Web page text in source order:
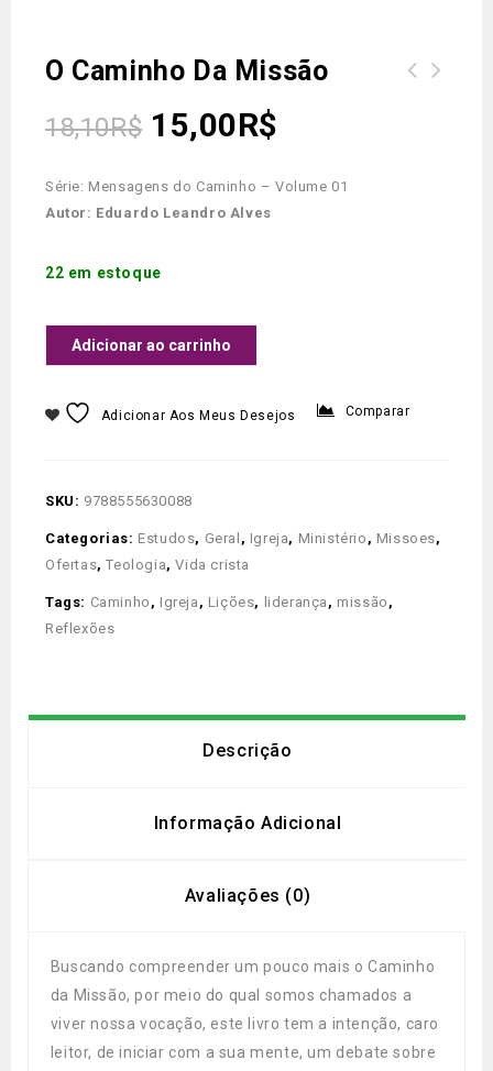
O Caminho Da Missão
18,10R$ 15,00R$
Série: Mensagens do Caminho – Volume 01
Autor: Eduardo Leandro Alves
22 em estoque
Adicionar ao carrinho
Adicionar Aos Meus Desejos Comparar
SKU: 9788555630088
Categorias: Estudos, Geral , Igreja, Ministério , Missoes,
Ofertas,Teologia,Vida crista
Tags: Caminho , Igreja , Lições, liderança , missão ,
Reflexões
Descrição
Informação Adicional
Avaliações (0)
Buscando compreender um pouco mais o Caminho
da Missão, por meio do qual somos chamados a
viver nossa vocação, este livro tem a intenção, caro
leitor, de iniciar com a sua mente, um debate sobre